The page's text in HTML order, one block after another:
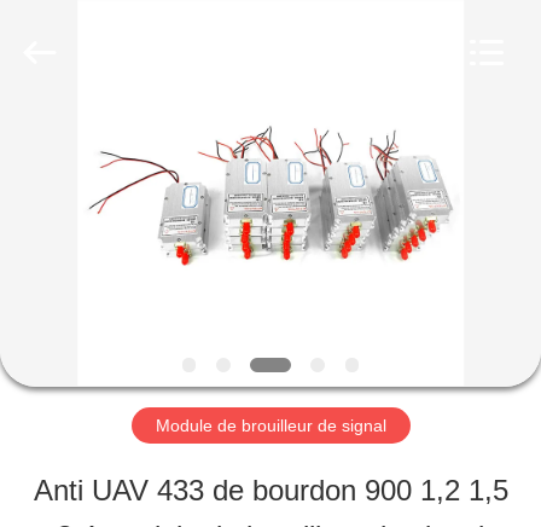
PRODUITS
SUJET
NOUS
Module de brouilleur de signal
Anti UAV 433 de bourdon 900 1,2 1,5